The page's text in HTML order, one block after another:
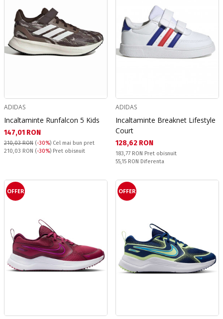
ADIDAS
Incaltaminte Runfalcon 5 Kids
Текуща цена:
147,01 RON
210,03 RON (-30%) Cel mai bun pret
Pret obisnuit:
210,03 RON (-30%) Pret obisnuit
ADIDAS
Incaltaminte Breaknet Lifestyle
Court
Текуща цена:
128,62 RON
Pret obisnuit:
183,77 RON Pret obisnuit
Спестявате:
55,15 RON Diferenta
OFFER OFFER